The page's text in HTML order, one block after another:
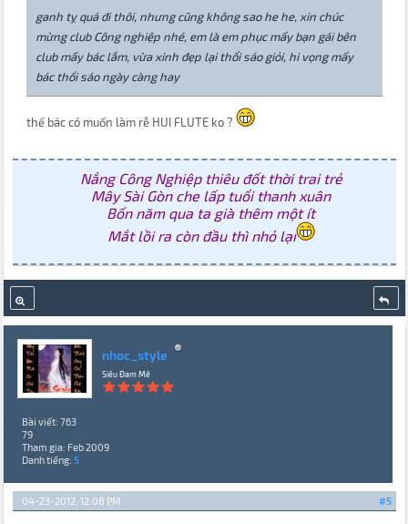
ganh tỵ quá đi thôi, nhưng cũng không sao he he, xin chúc
mừng club Công nghiệp nhé, em là em phục mấy bạn gái bên
club mấy bác lắm, vừa xinh đẹp lại thổi sáo giỏi, hi vọng mấy
bác thổi sáo ngày càng hay
thế bác có muốn làm rễ HUI FLUTE ko ?
Nắng Công Nghiệp thiêu đốt thời trai trẻ
Mây Sài Gòn che lấp tuổi thanh xuân
Bốn năm qua ta già thêm một ít
Mắt lồi ra còn đầu thì nhỏ lại
nhoc_style
Siêu Đam Mê
Bài viết: 763
79
Tham gia: Feb 2009
Danh tiếng: 5
#5
04-23-2012, 12:08 PM